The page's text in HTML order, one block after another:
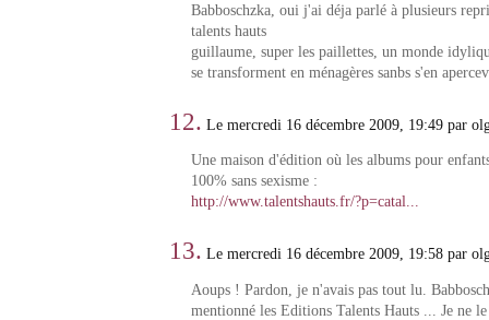
Babboschzka, oui j'ai déja parlé à plusieurs
talents hauts
guillaume, super les paillettes, un monde
se transforment en ménagères sanbs s'en
12. Le mercredi 16 décembre 2009, 19:49 par
Une maison d'édition où les albums pour
100% sans sexisme :
http://www.talentshauts.fr/?p=catal...
13. Le mercredi 16 décembre 2009, 19:58 par
Aoups ! Pardon, je n'avais pas tout lu.
mentionné les Editions Talents Hauts ... Je ne